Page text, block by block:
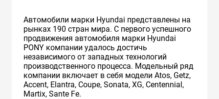
Автомобили марки Hyundai представлены на
рынках 190 стран мира. C первого успешного
продвижения автомобиля марки Hyundai
PONY компании удалось достичь
независимого от западных технологий
производственного процесса. Модельный ряд
компании включает в себя модели Atos, Getz,
Accent, Elantra, Coupe, Sonata, XG, Centennial,
Martix, Sante Fe.